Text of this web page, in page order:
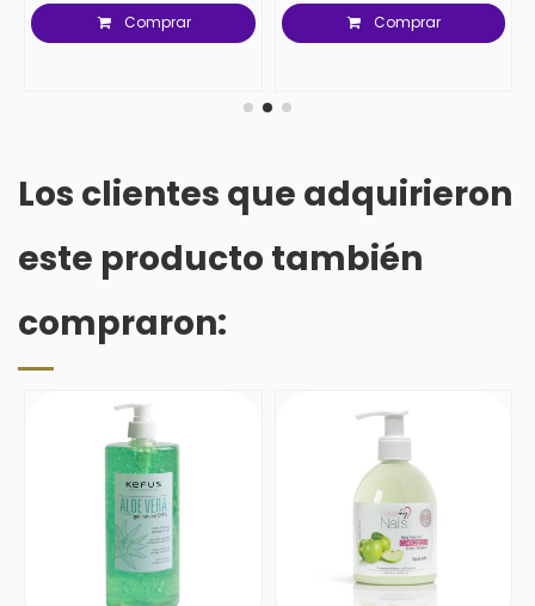
Comprar Comprar
Los clientes que adquirieron
este producto también
compraron: